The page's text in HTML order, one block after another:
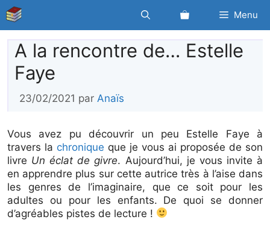
Aller
au
contenu
Menu
A la rencontre de… Estelle
Faye
23/02/2021 par Anaïs
Vous avez pu découvrir un peu Estelle Faye à
travers la chronique que je vous ai proposée de son
livre Un éclat de givre. Aujourd’hui, je vous invite à
en apprendre plus sur cette autrice très à l’aise dans
les genres de l’imaginaire, que ce soit pour les
adultes ou pour les enfants. De quoi se donner
d’agréables pistes de lecture !